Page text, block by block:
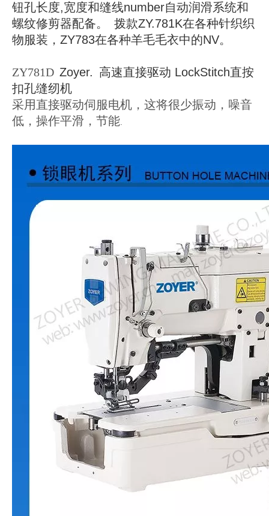
钮孔长度,宽度和缝线number自动润滑系统和
螺纹修剪器配备。
拨款ZY.781K在各种针织织
物服装，ZY783在各种羊毛毛衣中的NV。
ZY781D Zoyer. 高速直接驱动 LockStitch直按
扣孔缝纫机
采用直接驱动伺服电机 ， 这将很少振动，噪音
低，操作平滑，节能